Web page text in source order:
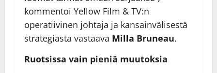
kommentoi Yellow Film & TV:n
operatiivinen johtaja ja kansainvälisestä
strategiasta vastaava Milla Bruneau.
Ruotsissa vain pieniä muutoksia